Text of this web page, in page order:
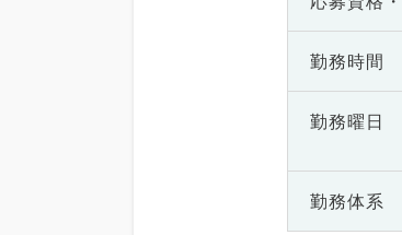
勤務時間
勤務曜日
勤務体系